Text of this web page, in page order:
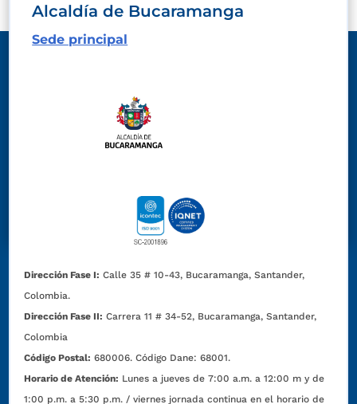
Alcaldía de Bucaramanga
Sede principal
Dirección Fase I: Calle 35 # 10-43, Bucaramanga, Santander,
Colombia.
Dirección Fase II: Carrera 11 # 34-52, Bucaramanga, Santander,
Colombia
Código Postal: 680006. Código Dane: 68001.
Horario de Atención: Lunes a jueves de 7:00 a.m. a 12:00 m y de
1:00 p.m. a 5:30 p.m. / viernes jornada continua en el horario de